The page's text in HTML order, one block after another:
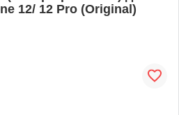
12/ 12 Pro (Original)